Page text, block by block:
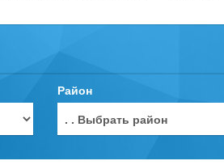
Район
. . Выбрать район